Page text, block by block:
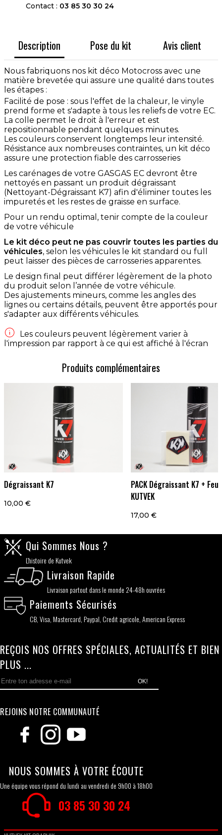
Contact : 03 85 30 30 24
Description Pose du kit Avis client
Nous fabriquons nos kit déco Motocross avec une
matière brevetée qui assure une qualité dans toutes
les étapes :
Facilité de pose : sous l'effet de la chaleur, le vinyle
prend forme et s'adapte à tous les reliefs de votre EC.
La colle permet le droit à l'erreur et est
repositionnable pendant quelques minutes.
Les couleurs conservent longtemps leur intensité.
Résistance aux nombreuses contraintes, un kit déco
assure une protection fiable des carrosseries
Les carénages de votre GASGAS EC devront être
nettoyés en passant un produit dégraissant
(Nettoyant-Dégraissant K7) afin d'éliminer toutes les
impuretés et les restes de graisse en surface.
Pour un rendu optimal, tenir compte de la couleur
de votre véhicule
Le kit déco peut ne pas couvrir toutes les parties du
véhicules, selon les véhicules le kit standard ou full
peut laisser des pièces de carrosseries apparentes.
Le design final peut différer légèrement de la photo
du produit selon l’année de votre véhicule.
Des ajustements mineurs, comme les angles des
lignes ou certains détails, peuvent être apportés pour
s'adapter aux différents véhicules.

Les couleurs peuvent légèrement varier à
l'impression par rapport à ce qui est affiché à l'écran
Produits complémentaires
Dégraissant K7
10,00 €
PACK Dégraissant K7 +
KUTVEK
17,00 €
Qui Sommes Nous ?
L'histoire de Kutvek
Livraison Rapide
Livraison partout dans le monde 24-48h ouvrées
Paiements Sécurisés
CB, Visa, Mastercard, Paypal, Credit agricole, American Express
REÇOIS NOS OFFRES SPÉCIALES, ACTUALITÉS ET BIEN
PLUS ...
OK!
REJOINS NOTRE COMMUNAUTÉ
NOUS SOMMES À VOTRE ÉCOUTE
Une équipe vous répond du lundi au vendredi de 9h00 à 18h00
03 85 30 30 24